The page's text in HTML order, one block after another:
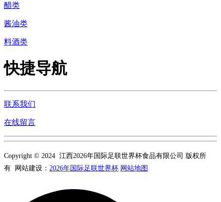
醋类
酱油类
料酒类
快捷导航
联系我们
在线留言
Copyright © 2024 江西2026年国际足联世界杯食品有限公司 版权所
有 网站建设： 2026年国际足联世界杯 网站地图